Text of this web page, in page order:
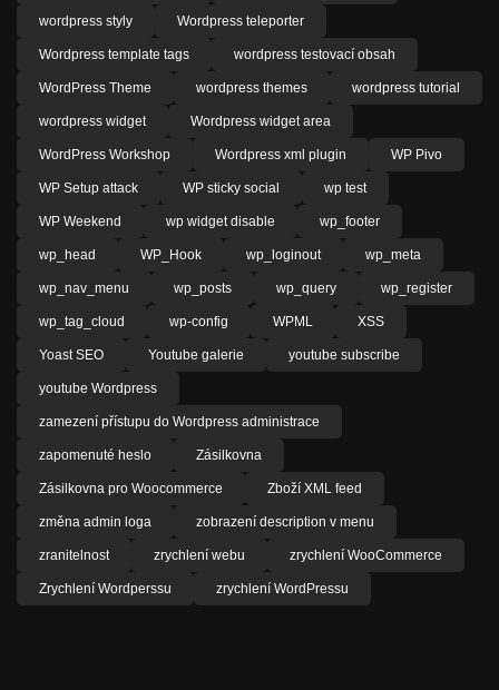
wordpress styly Wordpress teleporter
Wordpress template tags wordpress testovací obsah
WordPress Theme wordpress themes wordpress tutorial
wordpress widget Wordpress widget area
WordPress Workshop Wordpress xml plugin WP Pivo
WP Setup attack WP sticky social wp test
WP Weekend wp widget disable wp_footer
wp_head WP_Hook wp_loginout wp_meta
wp_nav_menu wp_posts wp_query wp_register
wp_tag_cloud wp-config WPML XSS
Yoast SEO Youtube galerie youtube subscribe
youtube Wordpress
zamezení přístupu do Wordpress administrace
zapomenuté heslo Zásilkovna
Zásilkovna pro Woocommerce Zboží XML feed
změna admin loga zobrazení description v menu
zranitelnost zrychlení webu zrychlení WooCommerce
Zrychlení Wordperssu zrychlení WordPressu